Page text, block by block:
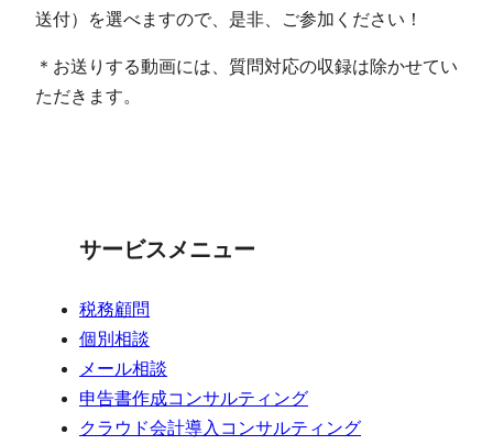
送付）を選べますので、是非、ご参加ください！
＊お送りする動画には、質問対応の収録は除かせてい
ただきます。
サービスメニュー
税務顧問
個別相談
メール相談
申告書作成コンサルティング
クラウド会計導入コンサルティング